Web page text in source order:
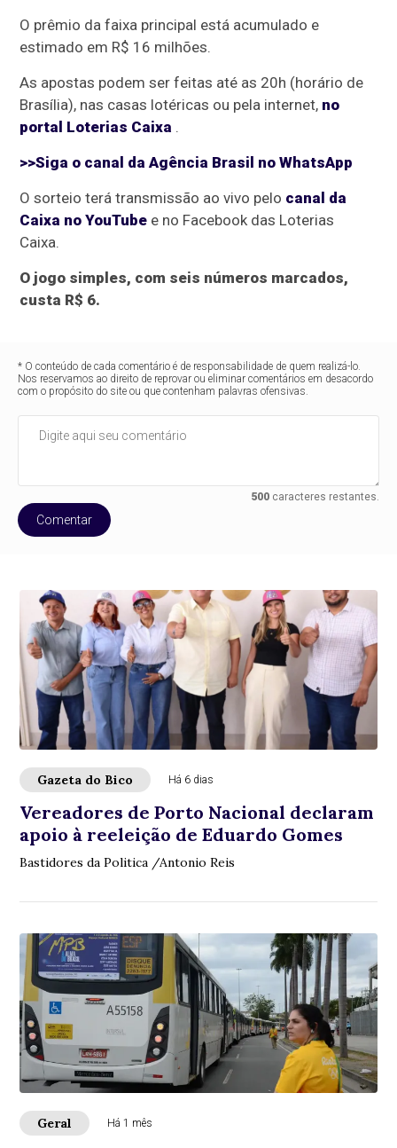
O prêmio da faixa principal está acumulado e
estimado em R$ 16 milhões.
As apostas podem ser feitas até as 20h (horário de
Brasília), nas casas lotéricas ou pela internet, no
portal Loterias Caixa .
>>Siga o canal da Agência Brasil no WhatsApp
O sorteio terá transmissão ao vivo pelo canal da
Caixa no YouTube e no Facebook das Loterias
Caixa.
O jogo simples, com seis números marcados,
custa R$ 6.
* O conteúdo de cada comentário é de responsabilidade de quem realizá-lo.
Nos reservamos ao direito de reprovar ou eliminar comentários em desacordo
com o propósito do site ou que contenham palavras ofensivas.
500caracteres restantes.
Comentar
Gazeta do Bico Há 6 dias
Vereadores de Porto Nacional declaram
apoio à reeleição de Eduardo Gomes
Bastidores da Politica /Antonio Reis
Geral Há 1 mês